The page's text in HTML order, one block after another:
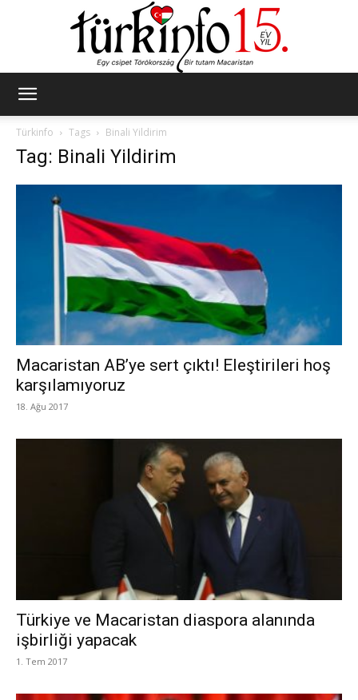
Türkinfo
Tags Binali Yildirim
Tag: Binali Yildirim
Macaristan AB’ye sert çıktı! Eleştirileri hoş
karşılamıyoruz
18. Ağu 2017
Türkiye ve Macaristan diaspora alanında
işbirliği yapacak
1. Tem 2017